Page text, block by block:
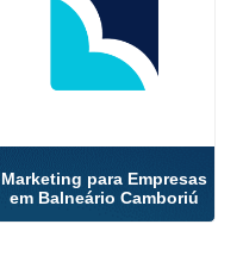
Marketing para Empresas
em Balneário Camboriú